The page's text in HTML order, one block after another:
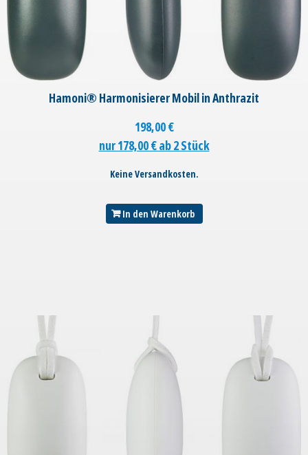
Hamoni® Harmonisierer Mobil in Anthrazit
198,00€
nur 178,00 € ab 2 Stück
Keine Versandkosten.
In den Warenkorb